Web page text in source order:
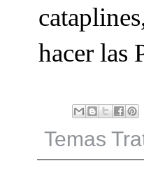
hacer las
Temas